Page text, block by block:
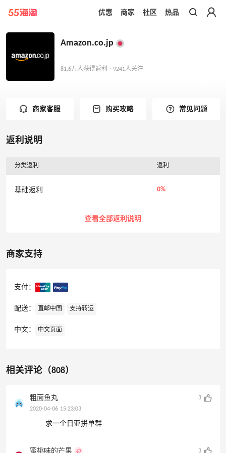
带你去官网买正品
优惠 商家 社区 热品
Amazon.co.jp
81.6万人获得返利 · 9241人关注
商家客服 购买攻略 常见问题
返利说明
分类返利 返利
基础返利 0%
查看全部返利说明
商家支持
支付：
配送： 直邮中国 支持转运
中文： 中文页面
相关评论（808）
粗面鱼丸
3
2020-04-06 15:23:03
求一个日亚拼单群
蜜桃味的芒果 3